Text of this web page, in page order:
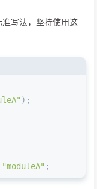
写法，坚持使用这
);
"moduleA" ;